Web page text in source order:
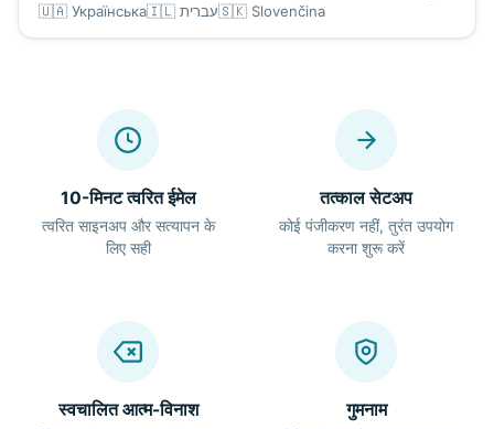
🇺🇦 Українська🇮🇱 עברית🇸🇰 Slovenčina
10-मिनट त्वरित ईमेल
त्वरित साइनअप और सत्यापन के
लिए सही
तत्काल सेटअप
कोई पंजीकरण नहीं, तुरंत उपयोग
करना शुरू करें
स्वचालित आत्म-विनाश गुमनाम